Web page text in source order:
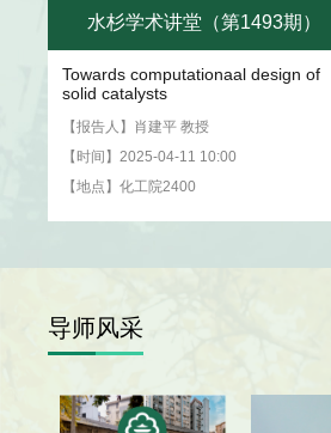
水杉学术讲堂（第1493期）
Towards computationaal design of
solid catalysts
【报告人】肖建平 教授
【时间】2025-04-11 10:00
【地点】化工院2400
导师风采